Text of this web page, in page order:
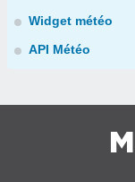
Widget météo
API Météo